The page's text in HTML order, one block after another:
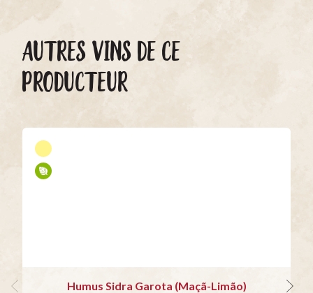
AUTRES VINS DE CE
PRODUCTEUR
Humus Sidra Garota (Maçã-Limão)